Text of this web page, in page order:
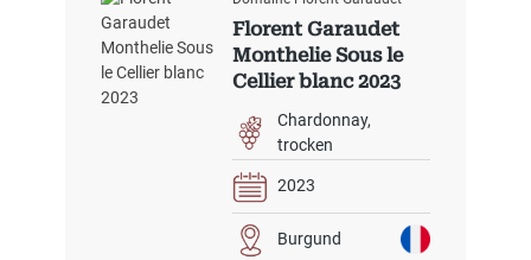
Florent Garaudet
Monthelie Sous le
Cellier blanc 2023
Chardonnay
trocken
2023
Burgund